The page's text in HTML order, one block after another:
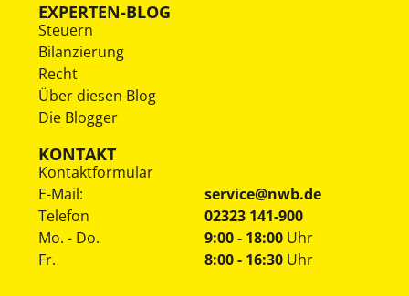
EXPERTEN-BLOG
Steuern
Bilanzierung
Recht
Über diesen Blog
Die Blogger
KONTAKT
Kontaktformular
E-Mail:
service@nwb.de
Telefon
02323 141-900
Mo. - Do.
Fr.
9:00 - 18:00 Uhr
8:00 - 16:30 Uhr